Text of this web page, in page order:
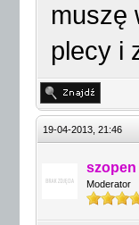
muszę
plecy i
19-04-2013, 21:46
szopen
Moderator